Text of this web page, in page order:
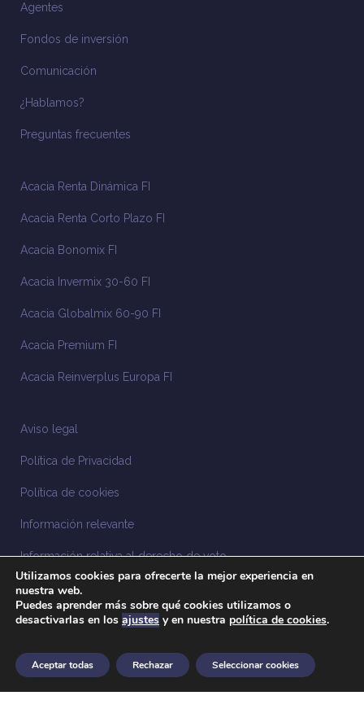
Agentes
Fondos de inversión
Comunicación
¿Hablamos?
Preguntas frecuentes
Acacia Renta Dinámica FI
Acacia Renta Corto Plazo FI
Acacia Bonomix FI
Acacia Invermix 30-60 FI
Acacia Globalmix 60-90 FI
Acacia Premium FI
Acacia Reinverplus Europa FI
Aviso legal
Política de Privacidad
Política de cookies
Información relevante
Información relativa al derecho de voto
Información relacionada con la sostenibilidad
Sistema Interno de Información
Anuncios legales
Utilizamos cookies para ofrecerte la mejor experiencia en
nuestra web.
Puedes aprender más sobre qué cookies utilizamos o
desactivarlas en los ajustes y en nuestra política de cookies.
Aceptar todas Rechazar Seleccionar cookies